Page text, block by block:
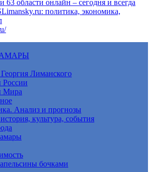
Лиманского
России
Мира
Анализ и прогнозы
культура, события
бочками